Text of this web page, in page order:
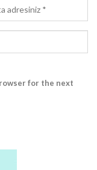
for the next